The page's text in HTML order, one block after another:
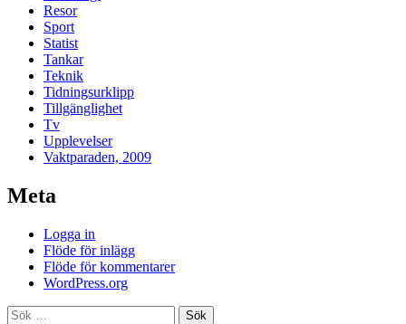
Resor
Sport
Statist
Tankar
Teknik
Tidningsurklipp
Tillgänglighet
Tv
Upplevelser
Vaktparaden, 2009
Meta
Logga in
Flöde för inlägg
Flöde för kommentarer
WordPress.org
Sök